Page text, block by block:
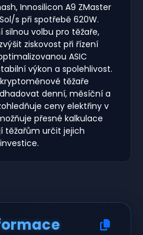
Innosilicon A9 ZMaster
s při spotřebě 620W.
volbu pro těžaře,
ziskovost při řízení
ASIC
výkon a spolehlivost.
těžaře
denní, měsíční a
ceny elektřiny v
přesné kalkulace
těžařům určit jejich